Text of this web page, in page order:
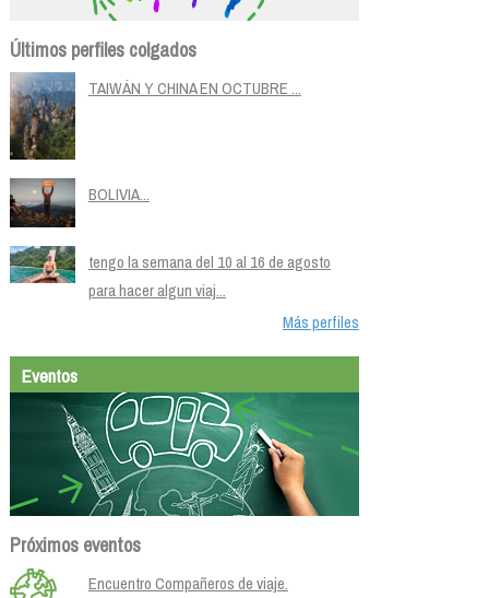
Últimos perfiles colgados
TAIWÁN Y CHINA EN OCTUBRE ...
BOLIVIA...
tengo la semana del 10 al 16 de agosto
para hacer algun viaj...
Más perfiles
Eventos
Próximos eventos
Encuentro Compañeros de viaje.